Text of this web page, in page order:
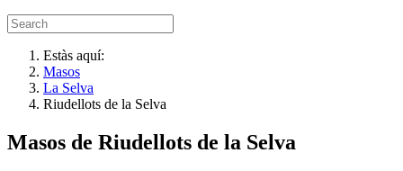
Estàs aquí:
Masos
La Selva
Riudellots de la Selva
Masos de Riudellots de la Selva